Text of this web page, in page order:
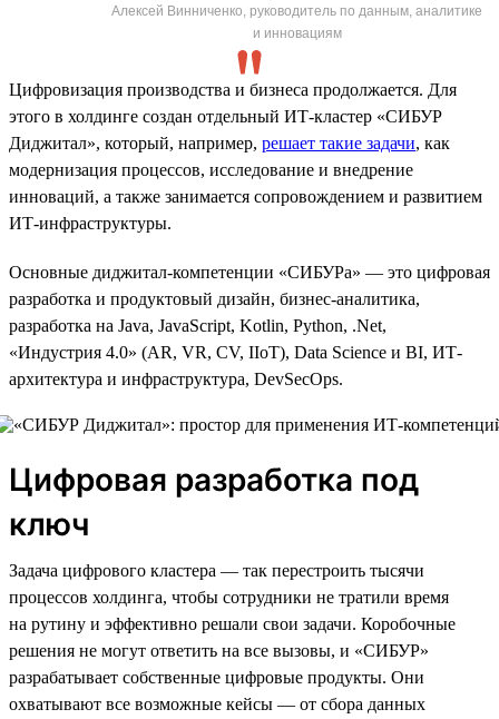
Алексей Винниченко, руководитель по данным, аналитике
и инновациям
Цифровизация производства и бизнеса продолжается. Для
этого в холдинге создан отдельный ИТ-кластер «СИБУР
Диджитал», который, например, решает такие задачи, как
модернизация процессов, исследование и внедрение
инноваций, а также занимается сопровождением и развитием
ИТ-инфраструктуры.
Основные диджитал-компетенции «СИБУРа» — это цифровая
разработка и продуктовый дизайн, бизнес-аналитика,
разработка на Java, JavaScript, Kotlin, Python, .Net,
«Индустрия 4.0» (AR, VR, CV, IIoT), Data Science и BI, ИТ-
архитектура и инфраструктура, DevSecOps.
Цифровая разработка под
ключ
Задача цифрового кластера — так перестроить тысячи
процессов холдинга, чтобы сотрудники не тратили время
на рутину и эффективно решали свои задачи. Коробочные
решения не могут ответить на все вызовы, и «СИБУР»
разрабатывает собственные цифровые продукты. Они
охватывают все возможные кейсы — от сбора данных